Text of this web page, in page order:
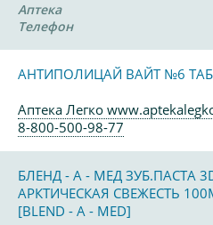
Аптека
Телефон
АНТИПОЛИЦАЙ ВАЙТ №6
Аптека Легко
8-800-500-98-77
БЛЕНД - А - МЕД ЗУБ.ПАСТА
АРКТИЧЕСКАЯ СВЕЖЕСТЬ
[BLEND - A - MED]